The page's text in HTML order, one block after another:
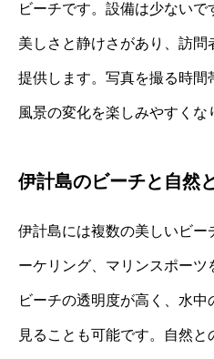
ビーチです。設備は少ない
美しさと静けさがあり、訪
提供します。写真を撮る時間
風景の変化を楽しみやすくな
伊計島のビーチと自然
伊計島には複数の美しいビー
ーケリング、マリンスポーツ
ビーチの透明度が高く、水
見ることも可能です。自然